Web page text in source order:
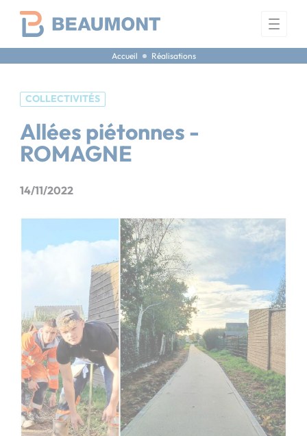
Accueil Réalisations
COLLECTIVITÉS
Allées piétonnes -
ROMAGNE
14/11/2022